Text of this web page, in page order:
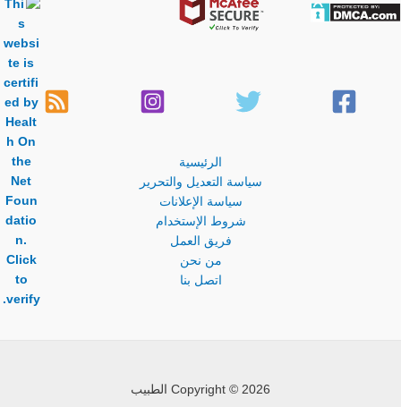
الرئيسية
سياسة التعديل والتحرير
سياسة الإعلانات
شروط الإستخدام
فريق العمل
من نحن
اتصل بنا
Copyright © 2026 الطبيب